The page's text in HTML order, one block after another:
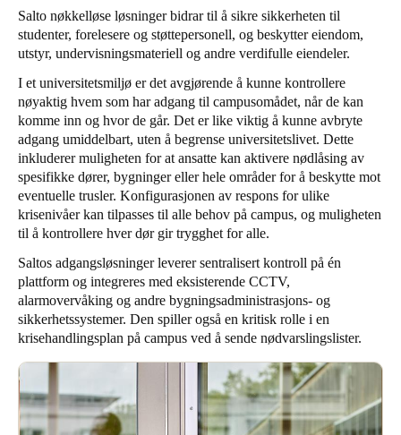
Russian
Poland
Polski
Czech Republic
Čeština
Denmark
DanskereEnglish
Sweden
SvenskaEnglish
Norway
Finland
FinnishEnglish
Salto nøkkelløse løsninger bidrar til å sikre sikkerheten til
studenter, forelesere og støttepersonell, og beskytter eiendom,
utstyr, undervisningsmateriell og andre verdifulle eiendeler.
I et universitetsmiljø er det avgjørende å kunne kontrollere
nøyaktig hvem som har adgang til campusomådet, når de kan
komme inn og hvor de går. Det er like viktig å kunne avbryte
adgang umiddelbart, uten å begrense universitetslivet. Dette
inkluderer muligheten for at ansatte kan aktivere nødlåsing av
spesifikke dører, bygninger eller hele områder for å beskytte mot
eventuelle trusler. Konfigurasjonen av respons for ulike
krisenivåer kan tilpasses til alle behov på campus, og muligheten
til å kontrollere hver dør gir trygghet for alle.
Saltos adgangsløsninger leverer sentralisert kontroll på én
plattform og integreres med eksisterende CCTV,
alarmovervåking og andre bygningsadministrasjons- og
sikkerhetssystemer. Den spiller også en kritisk rolle i en
krisehandlingsplan på campus ved å sende nødvarslingslister.